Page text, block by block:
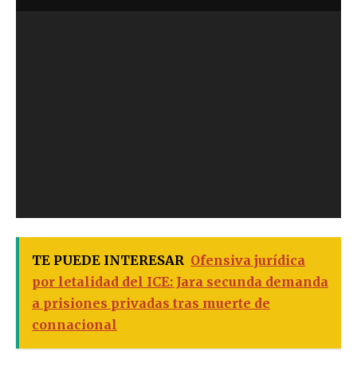
TE PUEDE INTERESAR Ofensiva jurídica
por letalidad del ICE: Jara secunda demanda
a prisiones privadas tras muerte de
connacional